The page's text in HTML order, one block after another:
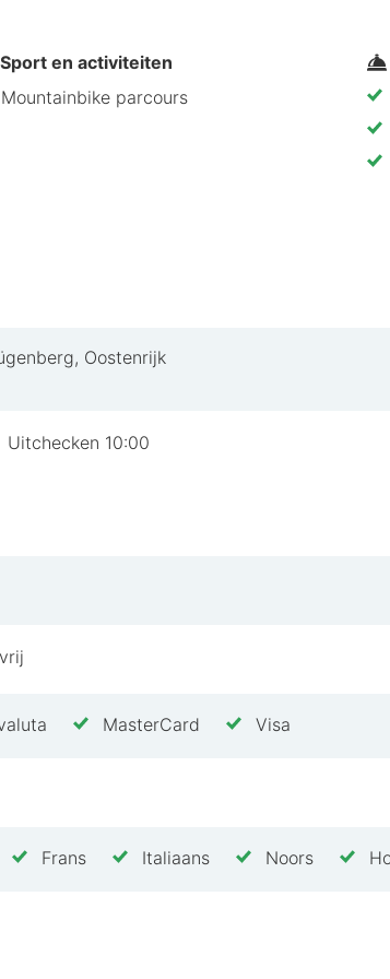
bevind je je in de bergen, op slechts
skilift. Dit hotel in een skigebied ligt op
Sport en activiteiten
Mountainbike parcours
Oostenrijk
Uitchecken 10:00
MasterCard Visa
Frans Italiaans Noors